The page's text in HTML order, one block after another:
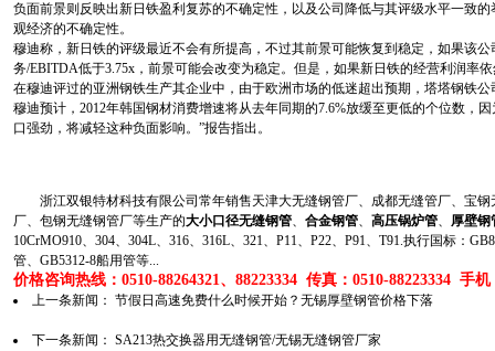
负面前景则反映出新日铁盈利复苏的不确定性，以及公司降低与其评级水平一致
观经济的不确定性。
穆迪称，新日铁的评级最近不会有所提高，不过其前景可能恢复到稳定，如果该
务/EBITDA低于3.75x，前景可能会改变为稳定。但是，如果新日铁的经营利润率
在穆迪评过的亚洲钢铁生产其企业中，由于欧洲市场的低迷超出预期，塔塔钢铁
穆迪预计，2012年韩国钢材消费增速将从去年同期的7.6%放缓至更低的个位数，
口强劲，将减轻这种负面影响。”报告指出。
浙江双银特材科技有限公司常年销售天津大无缝钢管厂、成都无缝管厂、宝钢
厂、包钢无缝钢管厂等生产的大小口径无缝钢管、 合金钢管、 高压锅炉管、
厚壁钢
10CrMO910、304、304L、316、316L、321、P11、P22、P91、T91.执行国标：
管、GB5312-8船用管等...
价格咨询热线：0510-88264321、88223334 传真：0510-88223334 手机
上一条新闻： 节假日高速免费什么时候开始？无锡厚壁钢管价格下落
下一条新闻： SA213热交换器用无缝钢管/无锡无缝钢管厂家